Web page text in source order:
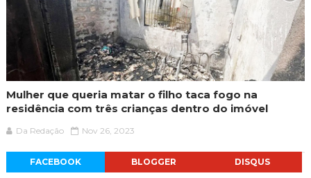
Mulher que queria matar o filho taca fogo na
residência com três crianças dentro do imóvel
Da Redação Nov 26, 2023
FACEBOOK BLOGGER DISQUS